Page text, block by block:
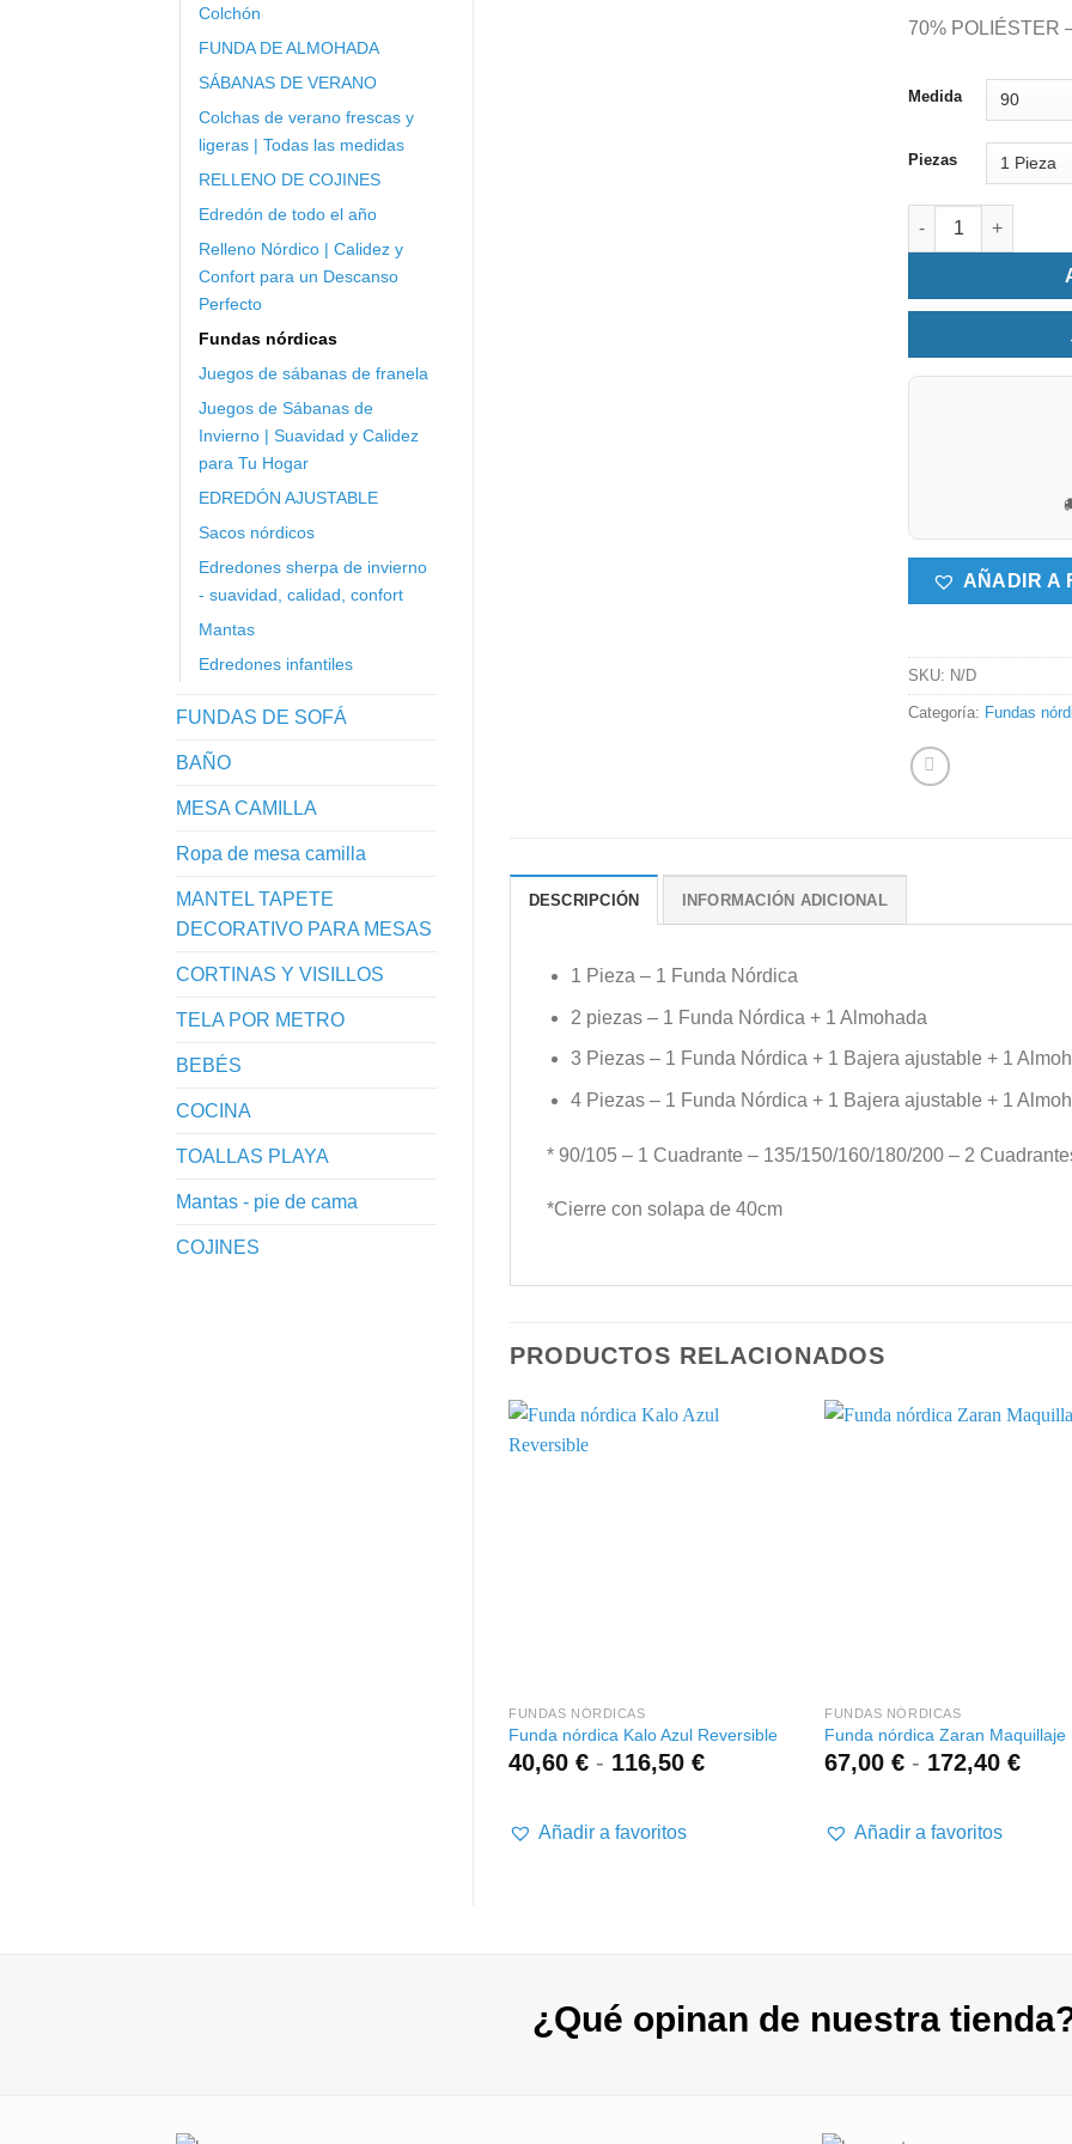
Colchón
FUNDA DE ALMOHADA
SÁBANAS DE VERANO
Colchas de verano frescas y
ligeras | Todas las medidas
RELLENO DE COJINES
Edredón de todo el año
Relleno Nórdico | Calidez y
Confort para un Descanso
Perfecto
Fundas nórdicas
Juegos de sábanas de franela
Juegos de Sábanas de
Invierno | Suavidad y Calidez
para Tu Hogar
EDREDÓN AJUSTABLE
Sacos nórdicos
Edredones sherpa de invierno
- suavidad, calidad, confort
Mantas
Edredones infantiles
FUNDAS DE SOFÁ
BAÑO
MESA CAMILLA
Ropa de mesa camilla
MANTEL TAPETE
DECORATIVO PARA MESAS
CORTINAS Y VISILLOS
TELA POR METRO
BEBÉS
COCINA
TOALLAS PLAYA
Mantas - pie de cama
COJINES
70% POLIÉSTER
Medida
Piezas
Funda nórdica
AÑADIR A
SKU: N/D
Categoría: Fundas
DESCRIPCIÓN INFORMACIÓN ADICIONAL
1 Pieza – 1 Funda Nórdica
2 piezas – 1 Funda Nórdica + 1 Almohada
3 Piezas – 1 Funda Nórdica + 1 Bajera ajustable + 1
4 Piezas – 1 Funda Nórdica + 1 Bajera ajustable + 1
* 90/105 – 1 Cuadrante – 135/150/160/180/200 – 2
*Cierre con solapa de 40cm
PRODUCTOS RELACIONADOS
FUNDAS NÓRDICAS
Funda nórdica Kalo Azul Reversible
40,60€ - 116,50€Rango
Añadir a favoritos
FUNDAS NÓRDICAS
Funda nórdica Zaran Maquillaje
67,00€ - 172,40€
Añadir a favoritos
¿Qué opinan de nuestra